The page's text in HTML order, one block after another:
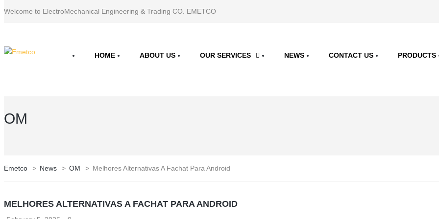
Welcome to ElectroMechanical Engineering & Trading CO. EMETCO
HOME ABOUT US OUR SERVICES NEWS CONTACT US PRODUCTS
OM
Emetco > News > OM > Melhores Alternativas A Fachat Para Android
MELHORES ALTERNATIVAS A FACHAT PARA ANDROID